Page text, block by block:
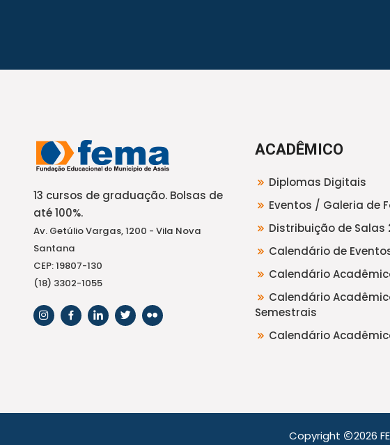
13 cursos de graduação. Bolsas de
até 100%.
Av. Getúlio Vargas, 1200 - Vila Nova
Santana
CEP: 19807-130
(18) 3302-1055
ACADÊMICO
Diplomas Digitais
Eventos / Galeria de
Distribuição de Salas
Calendário de
Calendário
Calendário
Semestrais
Calendário
Copyright 2026